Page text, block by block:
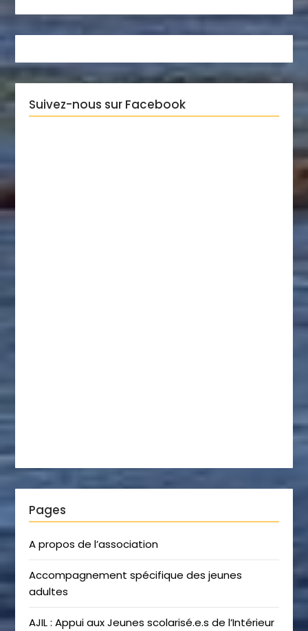
Suivez-nous sur Facebook
Pages
A propos de l’association
Accompagnement spécifique des jeunes
adultes
AJIL : Appui aux Jeunes scolarisé.e.s de l’Intérieur